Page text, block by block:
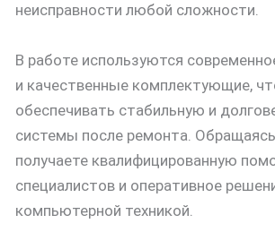
неисправности любой сложности.
В работе используются
и качественные комплектующие,
обеспечивать стабильную и
системы после ремонта.
получаете квалифицированную
специалистов и оперативное
компьютерной техникой.